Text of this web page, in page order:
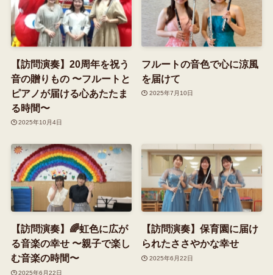
【訪問演奏】20周年を祝う
音の贈りもの 〜フルートと
ピアノが届ける心あたたま
る時間〜
2025年10月4日
フルートの音色で心に涼風
を届けて
2025年7月10日
【訪問演奏】🌈虹色に広が
る音楽の幸せ 〜親子で楽し
む音楽の時間〜
2025年6月22日
【訪問演奏】保育園に届け
られたささやかな幸せ
2025年6月22日